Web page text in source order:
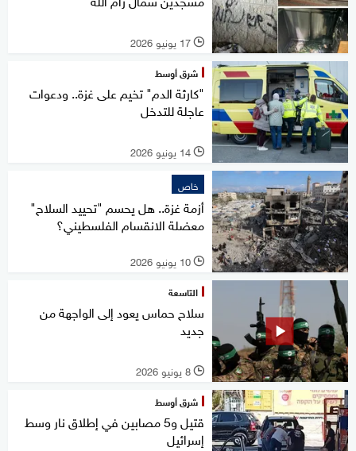
l 17 يونيو 2026
شرق أوسط
"كارثة الدم" تخيم على غزة.. ودعوات
عاجلة للتدخل
l 14 يونيو 2026
خاص
أزمة غزة.. هل يحسم "تحييد السلاح"
معضلة الانقسام الفلسطيني؟
l 10 يونيو 2026
التاسعة
سلاح حماس يعود إلى الواجهة من
جديد
l 8 يونيو 2026
شرق أوسط
قتيل و5 مصابين في إطلاق نار وسط
إسرائيل